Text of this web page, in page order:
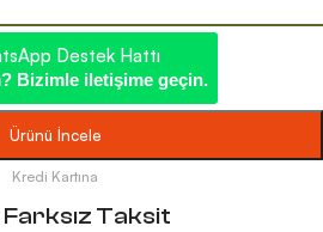
Destek Hattı
Bizimle iletişime geçin.
Ürünü İncele
Kredi Kartına
Taksit